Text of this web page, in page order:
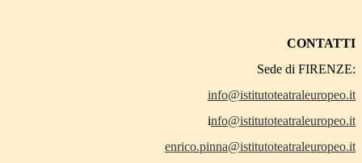
CONTATTI
Sede di FIRENZE:
info@istitutoteatraleuropeo.it
info@istitutoteatraleuropeo.it
enrico.pinna@istitutoteatraleuropeo.it